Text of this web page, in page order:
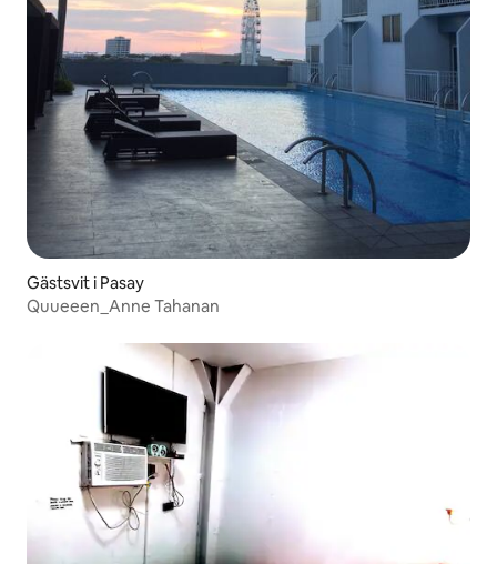
Gästsvit i Pasay
Quueeen_Anne Tahanan